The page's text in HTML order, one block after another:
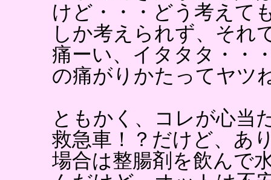
けど・・・どう考えて
しか考えられず、それ
痛ーい、イタタタ・・
の痛がりかたってヤツ
ともかく、コレが心当
救急車！？だけど、あ
場合は整腸剤を飲んで